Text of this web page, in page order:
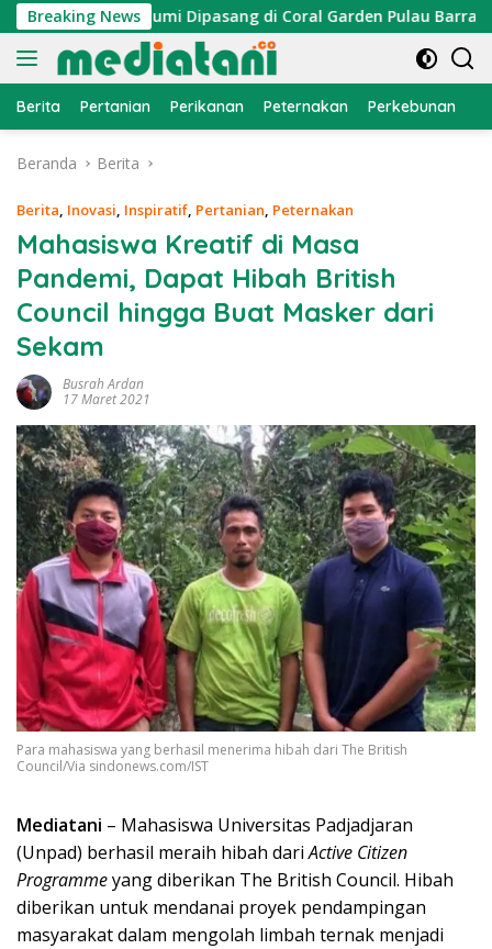
Langsung
ke
konten
Breaking News
Cumi Dipasang di Coral Garden Pulau Barrang Caddi
Berita Pertanian Perikanan Peternakan Perkebunan
Beranda Berita
Berita, Inovasi, Inspiratif, Pertanian, Peternakan
Mahasiswa Kreatif di Masa
Pandemi, Dapat Hibah British
Council hingga Buat Masker dari
Sekam
Busrah Ardan
17 Maret 2021
Para mahasiswa yang berhasil menerima hibah dari The British
Council/Via sindonews.com/IST
Mediatani – Mahasiswa Universitas Padjadjaran
(Unpad) berhasil meraih hibah dariActive Citizen
Programmeyang diberikan The British Council. Hibah
diberikan untuk mendanai proyek pendampingan
masyarakat dalam mengolah limbah ternak menjadi